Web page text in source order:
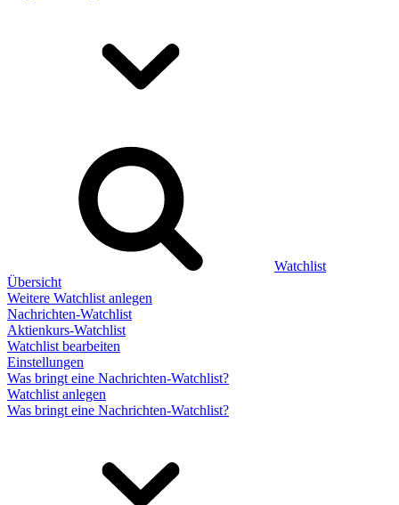
Watchlist
Übersicht
Weitere Watchlist anlegen
Nachrichten-Watchlist
Aktienkurs-Watchlist
Watchlist bearbeiten
Einstellungen
Was bringt eine Nachrichten-Watchlist?
Watchlist anlegen
Was bringt eine Nachrichten-Watchlist?